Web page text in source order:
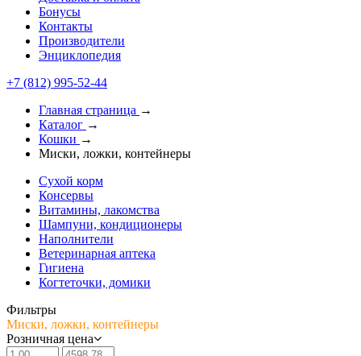
Бонусы
Контакты
Производители
Энциклопедия
+7 (812) 995-52-44
Главная страница →
Каталог →
Кошки →
Миски, ложки, контейнеры
Сухой корм
Консервы
Витамины, лакомства
Шампуни, кондиционеры
Наполнители
Ветеринарная аптека
Гигиена
Когтеточки, домики
Фильтры
Миски, ложки, контейнеры
Розничная цена